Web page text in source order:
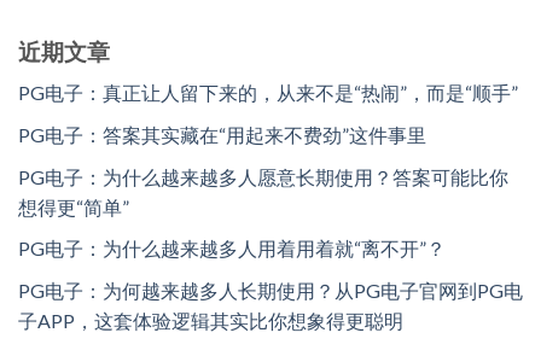
近期文章
PG电子：真正让人留下来的，从来不是“热闹”，而是“顺手”
PG电子：答案其实藏在“用起来不费劲”这件事里
PG电子：为什么越来越多人愿意长期使用？答案可能比你
想得更“简单”
PG电子：为什么越来越多人用着用着就“离不开”？
PG电子：为何越来越多人长期使用？从PG电子官网到PG电
子APP，这套体验逻辑其实比你想象得更聪明